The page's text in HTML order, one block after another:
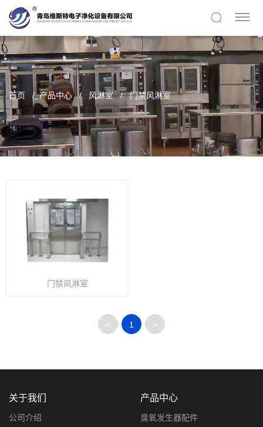
首页 产品中心 风淋室 门禁风淋室
门禁风淋室
< 1 >
关于我们
公司介绍
产品中心
臭氧发生器配件